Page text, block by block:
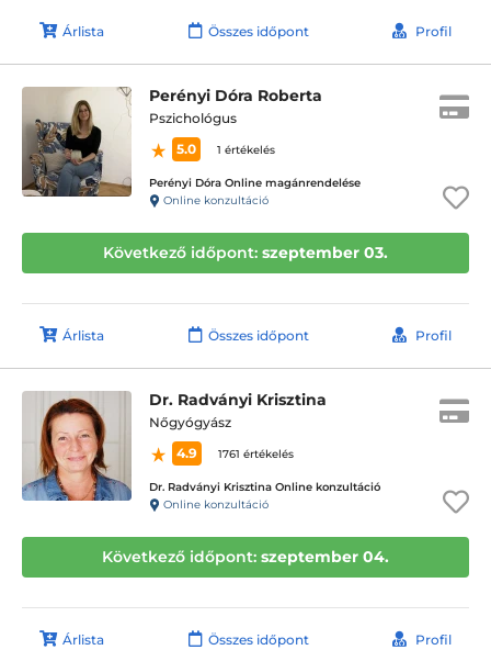
Árlista Összes időpont Profil
Perényi Dóra Roberta
Pszichológus
5.0
1 értékelés
Perényi Dóra Online magánrendelése
Online konzultáció
Következő időpont: szeptember 03.
Árlista Összes időpont Profil
Dr. Radványi Krisztina
Nőgyógyász
4.9
1761 értékelés
Dr. Radványi Krisztina Online konzultáció
Online konzultáció
Következő időpont: szeptember 04.
Árlista Összes időpont Profil